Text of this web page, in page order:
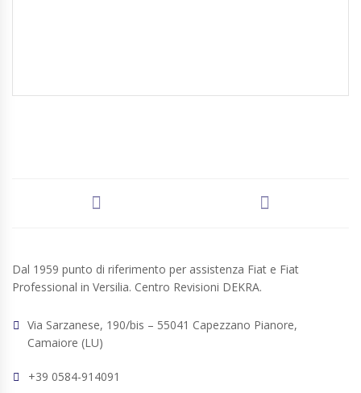
Dal 1959 punto di riferimento per assistenza Fiat e Fiat
Professional in Versilia. Centro Revisioni DEKRA.
Via Sarzanese, 190/bis – 55041 Capezzano Pianore,
Camaiore (LU)
+39 0584-914091